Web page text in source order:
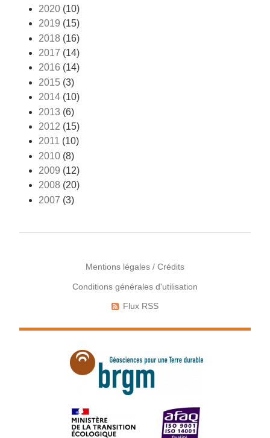
2020 (10)
2019 (15)
2018 (16)
2017 (14)
2016 (14)
2015 (3)
2014 (10)
2013 (6)
2012 (15)
2011 (10)
2010 (8)
2009 (12)
2008 (20)
2007 (3)
de
Mentions légales / Crédits
Conditions générales d'utilisation
Flux RSS